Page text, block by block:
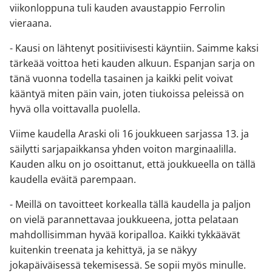
viikonloppuna tuli kauden avaustappio Ferrolin
vieraana.
- Kausi on lähtenyt positiivisesti käyntiin. Saimme kaksi
tärkeää voittoa heti kauden alkuun. Espanjan sarja on
tänä vuonna todella tasainen ja kaikki pelit voivat
kääntyä miten päin vain, joten tiukoissa peleissä on
hyvä olla voittavalla puolella.
Viime kaudella Araski oli 16 joukkueen sarjassa 13. ja
säilytti sarjapaikkansa yhden voiton marginaalilla.
Kauden alku on jo osoittanut, että joukkueella on tällä
kaudella eväitä parempaan.
- Meillä on tavoitteet korkealla tällä kaudella ja paljon
on vielä parannettavaa joukkueena, jotta pelataan
mahdollisimman hyvää koripalloa. Kaikki tykkäävät
kuitenkin treenata ja kehittyä, ja se näkyy
jokapäiväisessä tekemisessä. Se sopii myös minulle.